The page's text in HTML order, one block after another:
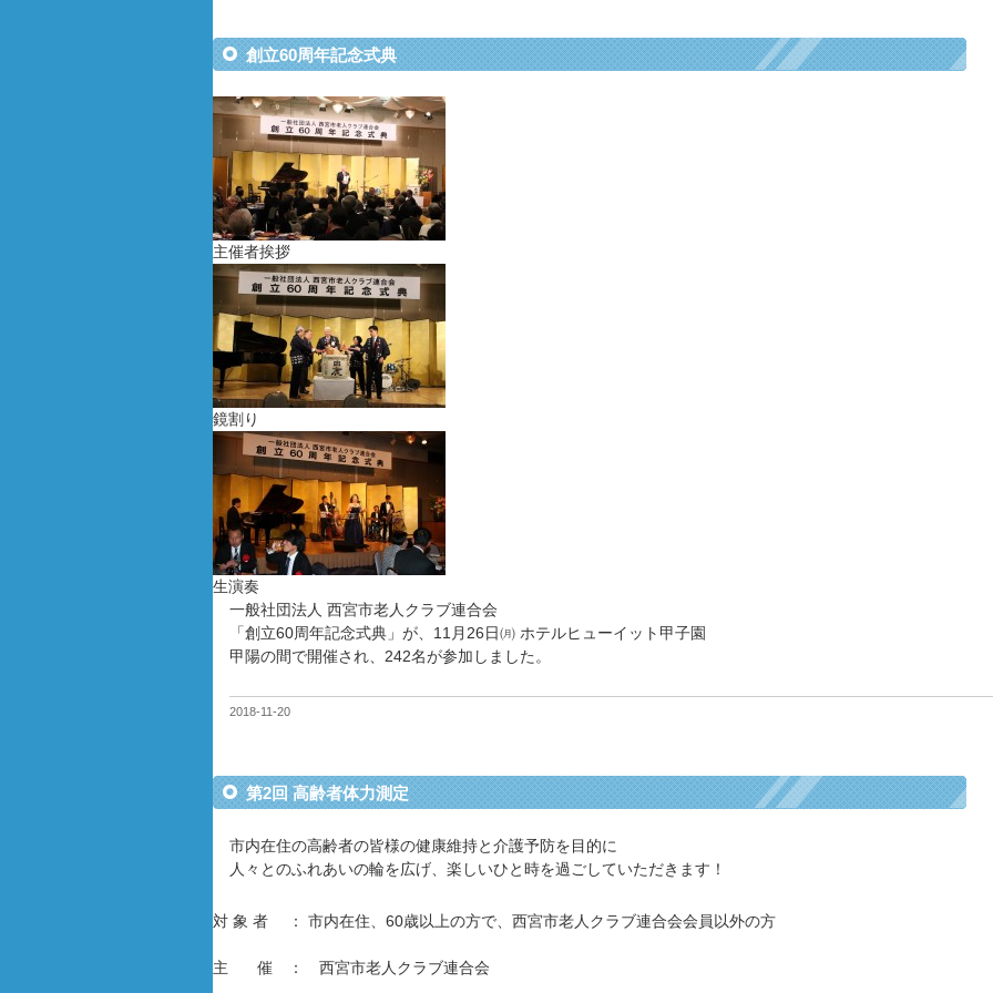
創立60周年記念式典
主催者挨拶
鏡割り
生演奏
一般社団法人 西宮市老人クラブ連合会
「創立60周年記念式典」が、11月26日㈪ ホテルヒューイット甲子園
甲陽の間で開催され、242名が参加しました。
2018-11-20
第2回 高齢者体力測定
市内在住の高齢者の皆様の健康維持と介護予防を目的に
人々とのふれあいの輪を広げ、楽しいひと時を過ごしていただきます！
対 象 者 ： 市内在住、60歳以上の方で、西宮市老人クラブ連合会会員以外の方
主 催 ： 西宮市老人クラブ連合会